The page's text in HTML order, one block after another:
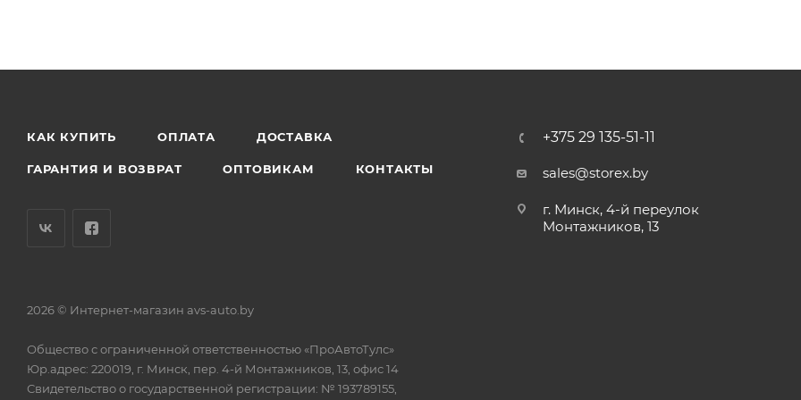
КАК КУПИТЬ ОПЛАТА ДОСТАВКА
ГАРАНТИЯ И ВОЗВРАТ ОПТОВИКАМ КОНТАКТЫ
+375 29 135-51-11
sales@storex.by
г. Минск, 4-й переулок
Монтажников, 13
2026 © Интернет-магазин avs-auto.by
Общество с ограниченной ответственностью «ПроАвтоТулс»
Юр.адрес: 220019, г. Минск, пер. 4-й Монтажников, 13, офис 14
Свидетельство о государственной регистрации: № 193789155,